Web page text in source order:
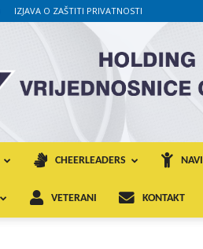
IZJAVA O ZAŠTITI PRIVATNOSTI
CHEERLEADERS
VETERANI KONTAKT